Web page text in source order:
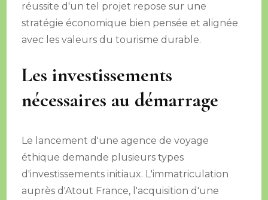
réussite d'un tel projet repose sur une
stratégie économique bien pensée et alignée
avec les valeurs du tourisme durable.
Les investissements
nécessaires au démarrage
Le lancement d'une agence de voyage
éthique demande plusieurs types
d'investissements initiaux. L'immatriculation
auprès d'Atout France, l'acquisition d'une